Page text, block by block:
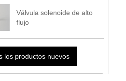
Válvula solenoide de alto
flujo
los productos nuevos